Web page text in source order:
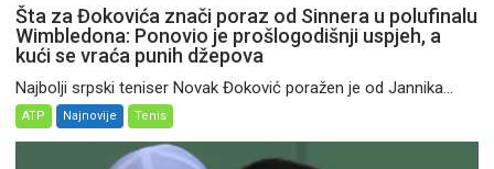
Šta za Đokovića znači poraz od Sinnera u polufinalu
Wimbledona: Ponovio je prošlogodišnji uspjeh, a
kući se vraća punih džepova
Najbolji srpski teniser Novak Đoković poražen je od Jannika...
ATP Najnovije Tenis